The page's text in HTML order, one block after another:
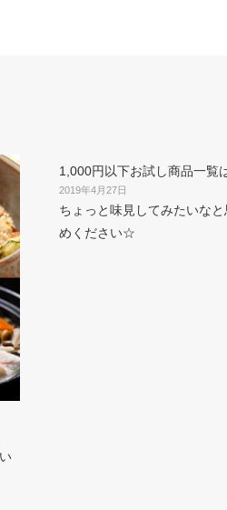
1,000円以下お試し商品一覧
2019年4月27日
ちょっと味見してみたいな
めください☆